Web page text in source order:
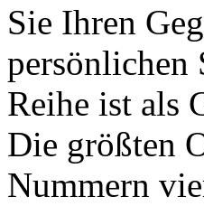
Sie Ihren
persönlichen
Reihe ist als
Die größten
Nummern